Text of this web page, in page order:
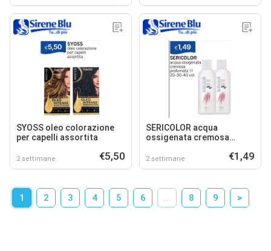
SYOSS oleo colorazione
per capelli assortita
2 settimane €5,50
SERICOLOR acqua
ossigenata cremosa
2 settimane €1,49
1 2 3 4 5 6 8 9 >